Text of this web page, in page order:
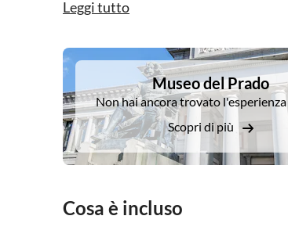
Museo Reina Sofía contiene un gran
Leggi tutto
DSA1Museo del Prado
Museo del Prado
Non hai ancora trovato l'esperienza
Scopri di più
Cosa è incluso